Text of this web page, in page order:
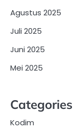
Agustus 2025
Juli 2025
Juni 2025
Mei 2025
Categories
Kodim